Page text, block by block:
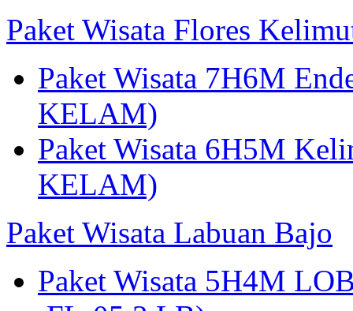
Paket Wisata Flores
Paket Wisata 7H6M
KELAM)
Paket Wisata 6H5M
KELAM)
Paket Wisata Labuan Bajo
Paket Wisata 5H4M